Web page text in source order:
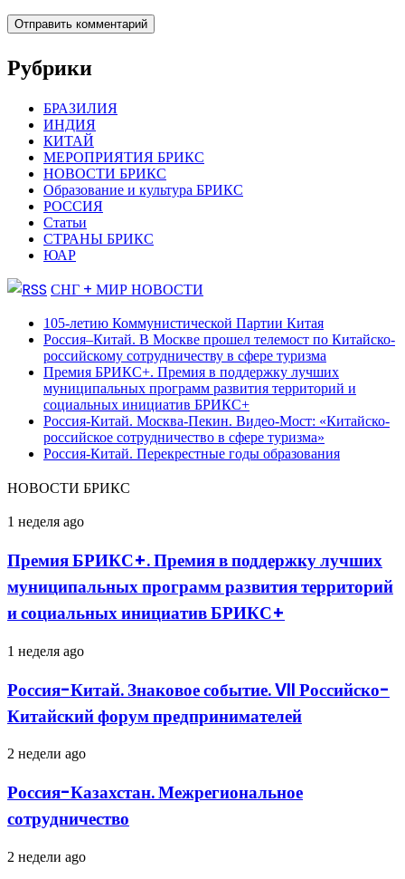
Рубрики
БРАЗИЛИЯ
ИНДИЯ
КИТАЙ
МЕРОПРИЯТИЯ БРИКС
НОВОСТИ БРИКС
Образование и культура БРИКС
РОССИЯ
Статьи
СТРАНЫ БРИКС
ЮАР
СНГ + МИР НОВОСТИ
105-летию Коммунистической Партии Китая
Россия–Китай. В Москве прошел телемост по Китайско-
российскому сотрудничеству в сфере туризма
Премия БРИКС+. Премия в поддержку лучших
муниципальных программ развития территорий и
социальных инициатив БРИКС+
Россия-Китай. Москва-Пекин. Видео-Мост: «Китайско-
российское сотрудничество в сфере туризма»
Россия-Китай. Перекрестные годы образования
НОВОСТИ БРИКС
Премия
Премия
в
поддержку
муниципальных
развития
и
социальных
инициатив
1 неделя ago
Премия БРИКС+. Премия в поддержку лучших
муниципальных программ развития территорий
и социальных инициатив БРИКС+
Россия-
Знаковое
событие.
VII
Китайский
форум
1 неделя ago
Россия-Китай. Знаковое событие. VII Российско-
Китайский форум предпринимателей
Россия-
Межрегиональное
сотрудничество
2 недели ago
Россия-Казахстан. Межрегиональное
сотрудничество
Международный
2 недели ago